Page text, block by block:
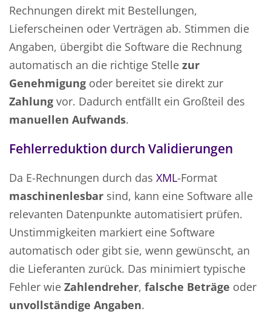
Rechnungen direkt mit Bestellungen,
Lieferscheinen oder Verträgen ab. Stimmen die
Angaben, übergibt die Software die Rechnung
automatisch an die richtige Stelle zur
Genehmigung oder bereitet sie direkt zur
Zahlung vor. Dadurch entfällt ein Großteil des
manuellen Aufwands.
Fehlerreduktion durch Validierungen
Da E-Rechnungen durch das XML-Format
maschinenlesbar sind, kann eine Software alle
relevanten Datenpunkte automatisiert prüfen.
Unstimmigkeiten markiert eine Software
automatisch oder gibt sie, wenn gewünscht, an
die Lieferanten zurück. Das minimiert typische
Fehler wie Zahlendreher, falsche Beträge oder
unvollständige Angaben.